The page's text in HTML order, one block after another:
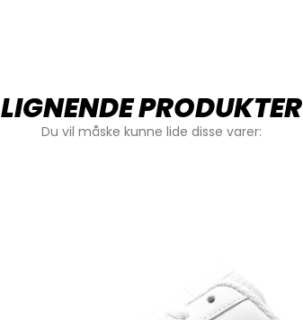
LIGNENDE PRODUKTER
Du vil måske kunne lide disse varer: